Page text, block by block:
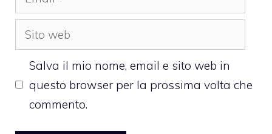
Sito
web
Salva il mio nome, email e sito web in
questo browser per la prossima volta che
commento.